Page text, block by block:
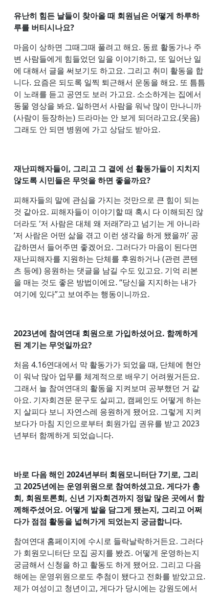
유난히 힘든 날들이 찾아올 때 회원님은 어떻게 하루하
루를 버티시나요?
마음이 상하면 그때그때 풀려고 해요. 동료 활동가나 주
변 사람들에게 힘들었던 일을 이야기하고, 또 일어난 일
에 대해서 글을 써보기도 하고요. 그리고 취미 활동을 합
니다. 요즘은 되도록 일찍 퇴근해서 운동을 해요. 또 틈틈
이 노래를 듣고 공연도 보러 가고요. 소소하게는 집에서
동물 영상을 봐요. 일하면서 사람을 워낙 많이 만나니까
(사람이 등장하는) 드라마는 안 보게 되더라고요.(웃음)
그래도 안 되면 병원에 가고 상담도 받아요.
재난피해자들이, 그리고 그 곁에 선 활동가들이 지치지
않도록 시민들은 무엇을 하면 좋을까요?
피해자들의 말에 관심을 가지는 것만으로 큰 힘이 되는
것 같아요. 피해자들이 이야기할 때 혹시 다 이해되진 않
더라도 ‘저 사람은 대체 왜 저래?’라고 넘기는 게 아니라
‘저 사람은 어떤 삶을 겪고 이런 생각을 하게 됐을까’ 공
감하면서 들어주면 좋겠어요. 그러다가 마음이 된다면
재난피해자를 지원하는 단체를 후원하거나 (관련 콘텐
츠 등에) 응원하는 댓글을 남길 수도 있고요. 기억 리본
을 매는 것도 좋은 방법이에요. “당신을 지지하는 내가
여기에 있다”고 보여주는 행동이니까요.
2023년에 참여연대 회원으로 가입하셨어요. 함께하게
된 계기는 무엇일까요?
처음 4.16연대에서 막 활동가가 되었을 때, 단체에 현안
이 워낙 많아 업무를 체계적으로 배우기 어려웠거든요.
그래서 늘 참여연대의 활동을 지켜보며 공부했던 거 같
아요. 기자회견문 문구도 살피고, 캠페인도 어떻게 하는
지 살피다 보니 자연스레 응원하게 됐어요. 그렇게 지켜
보다가 마침 지인으로부터 회원가입 권유를 받고 2023
년부터 함께하게 되었습니다.
바로 다음 해인 2024년부터 회원모니터단 7기로, 그리
고 2025년에는 운영위원으로 참여하셨고요. 게다가 총
회, 회원토론회, 신년 기자회견까지 정말 많은 곳에서 함
께해주셨어요. 어떻게 발을 담그게 됐는지, 그리고 어쩌
다가 점점 활동을 넓혀가게 되었는지 궁금합니다.
참여연대 홈페이지에 수시로 들락날락하거든요. 그러다
가 회원모니터단 모집 공지를 봤죠. 어떻게 운영하는지
궁금해서 신청을 하고 활동도 하게 됐어요. 그리고 다음
해에는 운영위원으로도 추첨이 됐다고 전화를 받았고요.
제가 여성이고 청년이고, 게다가 당시에는 강원도에서